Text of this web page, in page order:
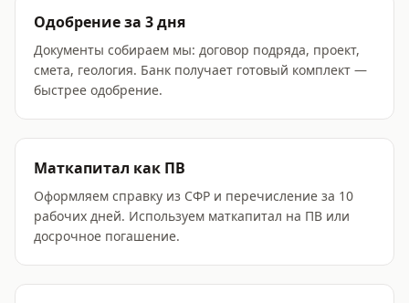
Одобрение за 3 дня
Документы собираем мы: договор подряда, проект,
смета, геология. Банк получает готовый комплект —
быстрее одобрение.
Маткапитал как ПВ
Оформляем справку из СФР и перечисление за 10
рабочих дней. Используем маткапитал на ПВ или
досрочное погашение.